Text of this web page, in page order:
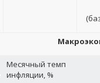
Месячный темп
инфляции, %